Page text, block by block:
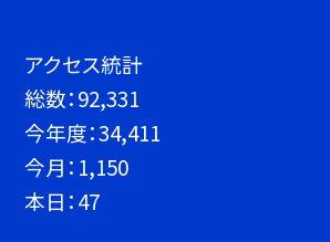
アクセス統計
総数：92,331
今年度：34,411
今月： 1,150
本日：47